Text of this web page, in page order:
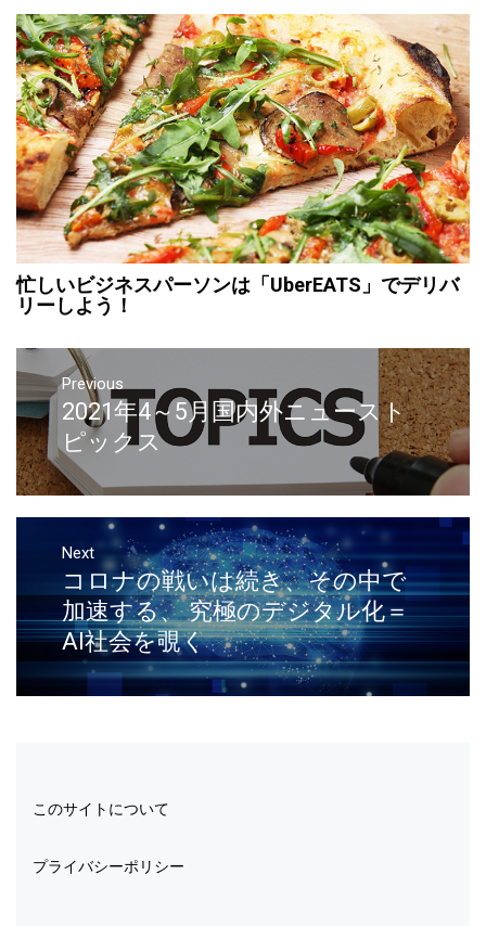
忙しいビジネスパーソンは「UberEATS」でデリバ
リーしよう！
Previous
2021年4～5月国内外ニュースト
ピックス
Next
コロナの戦いは続き、その中で
加速する、 究極のデジタル化＝
AI社会を覗く
このサイトについて
プライバシーポリシー